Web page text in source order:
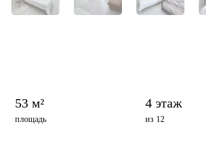
53 м²
площадь
4 этаж
из 12